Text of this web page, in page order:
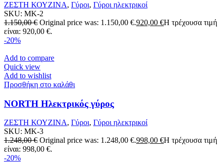
ΖΕΣΤΗ ΚΟΥΖΙΝΑ, Γύροι, Γύροι ηλεκτρικοί
SKU: MK-2
1.150,00€ Original price was: 1.150,00 €.920,00 €Η τρέχουσα τιμή
είναι: 920,00 €.
-20%
Add to compare
Quick view
Add to wishlist
Προσθήκη στο καλάθι
NORTH Ηλεκτρικός γύρος
ΖΕΣΤΗ ΚΟΥΖΙΝΑ, Γύροι, Γύροι ηλεκτρικοί
SKU: MK-3
1.248,00€ Original price was: 1.248,00 €.998,00 €Η τρέχουσα τιμή
είναι: 998,00 €.
-20%